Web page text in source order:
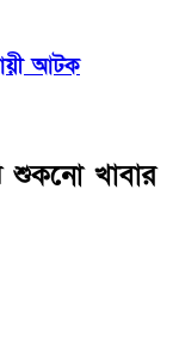
আটক
শুকনো খাবার